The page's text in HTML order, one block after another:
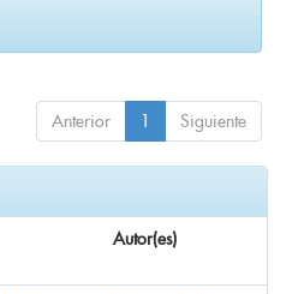
Anterior 1 Siguiente
Autor(es)